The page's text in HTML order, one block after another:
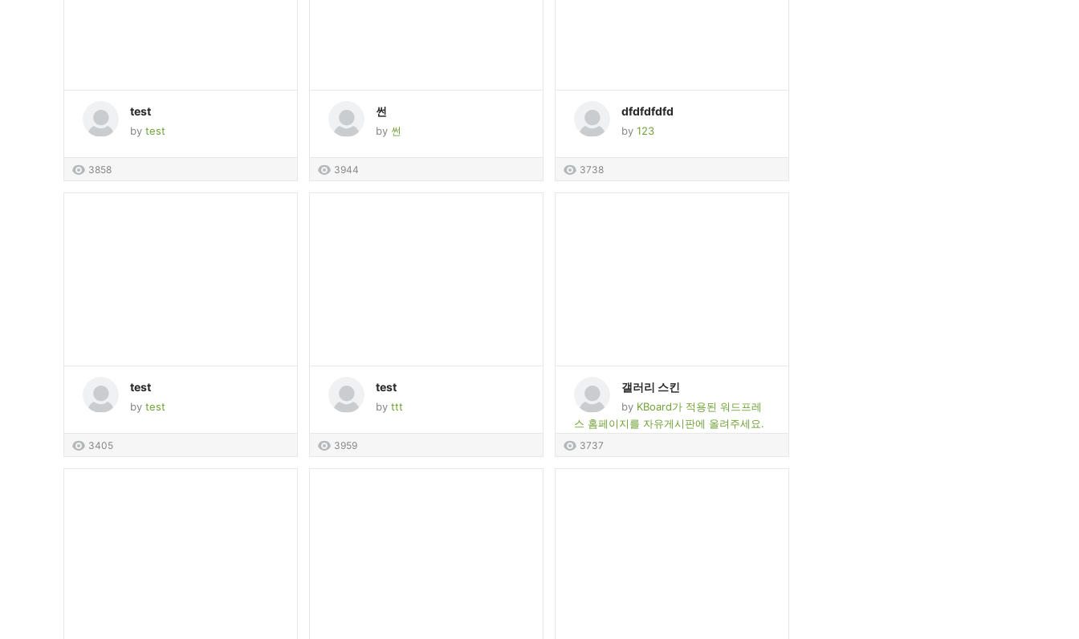
test
by test
3858
썬
by 썬
3944
dfdfdfdfd
by 123
3738
test
by test
3405
test
by ttt
3959
갤러리 스킨
by KBoard가 적용된 워드프레
스 홈페이지를 자유게시판에 올려주세요.
3737